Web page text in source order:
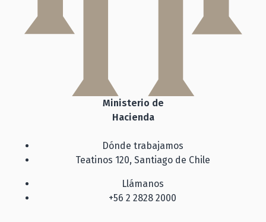
Ministerio de
Hacienda
Dónde trabajamos
Teatinos 120, Santiago de Chile
Llámanos
+56 2 2828 2000